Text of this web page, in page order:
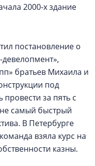
2000-х здание
постановление о
братьев Михаила и
под
провести за пять с
самый быстрый
В Петербурге
взяла курс на
казны.